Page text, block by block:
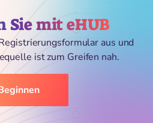
Sie mit eHUB
aus und
ist zum Greifen nah.